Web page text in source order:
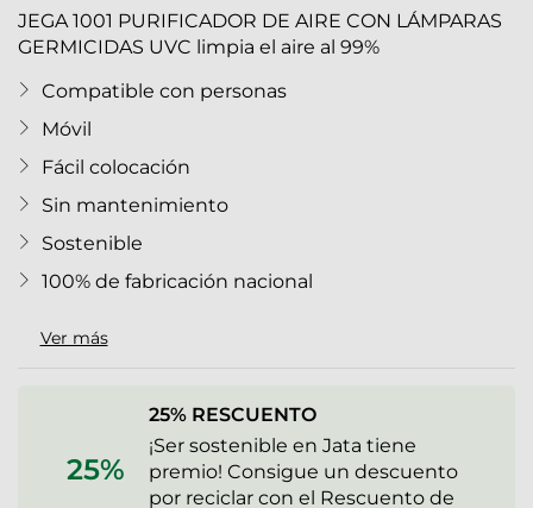
JEGA 1001 PURIFICADOR DE AIRE CON LÁMPARAS
GERMICIDAS UVC limpia el aire al 99%
Compatible con personas
Móvil
Fácil colocación
Sin mantenimiento
Sostenible
100% de fabricación nacional
Ver más
25%
25% RESCUENTO
¡Ser sostenible en Jata tiene
premio! Consigue un descuento
por reciclar con el Rescuento de